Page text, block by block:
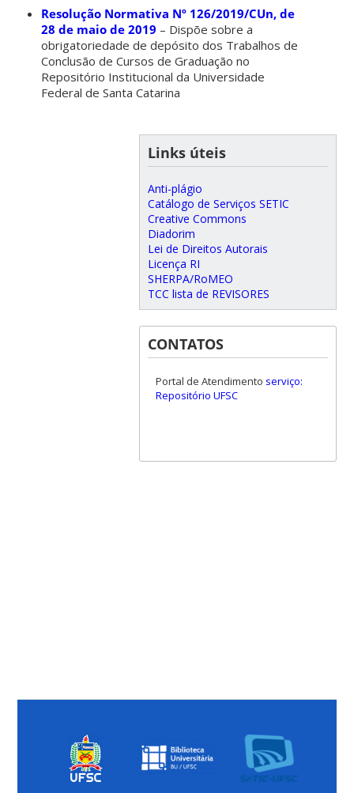
Resolução Normativa Nº 126/2019/CUn, de
28 de maio de 2019 – Dispõe sobre a
obrigatoriedade de depósito dos Trabalhos de
Conclusão de Cursos de Graduação no
Repositório Institucional da Universidade
Federal de Santa Catarina
Links úteis
Anti-plágio
Catálogo de Serviços SETIC
Creative Commons
Diadorim
Lei de Direitos Autorais
Licença RI
SHERPA/RoMEO
TCC lista de REVISORES
CONTATOS
Portal de Atendimento serviço:
Repositório UFSC